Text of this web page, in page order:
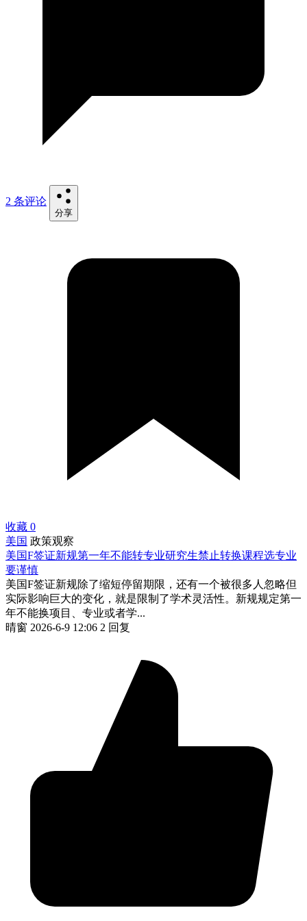
2 条评论
分享
收藏 0
美国 政策观察
美国F签证新规第一年不能转专业研究生禁止转换课程选专业
要谨慎
美国F签证新规除了缩短停留期限，还有一个被很多人忽略但
实际影响巨大的变化，就是限制了学术灵活性。新规规定第一
年不能换项目、专业或者学...
晴窗 2026-6-9 12:06 2 回复